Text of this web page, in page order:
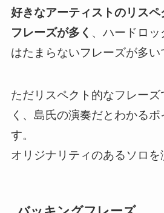
好きなアーティストのリス
フレーズが多く 、ハードロ
はたまらないフレーズが多い
ただリスペクト的なフレー
く、島氏の演奏だとわかる
す。
オリジナリティのあるソロを